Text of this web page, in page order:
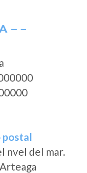
– –
postal
nvel del mar.